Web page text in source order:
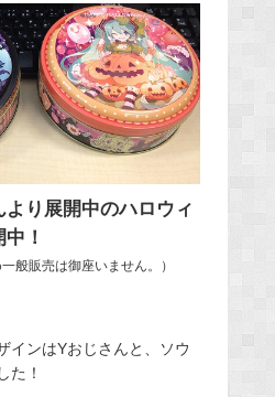
り展開中のハロウィ
！
般販売は御座いません。）
インはYおじさんと、ソウ
た！